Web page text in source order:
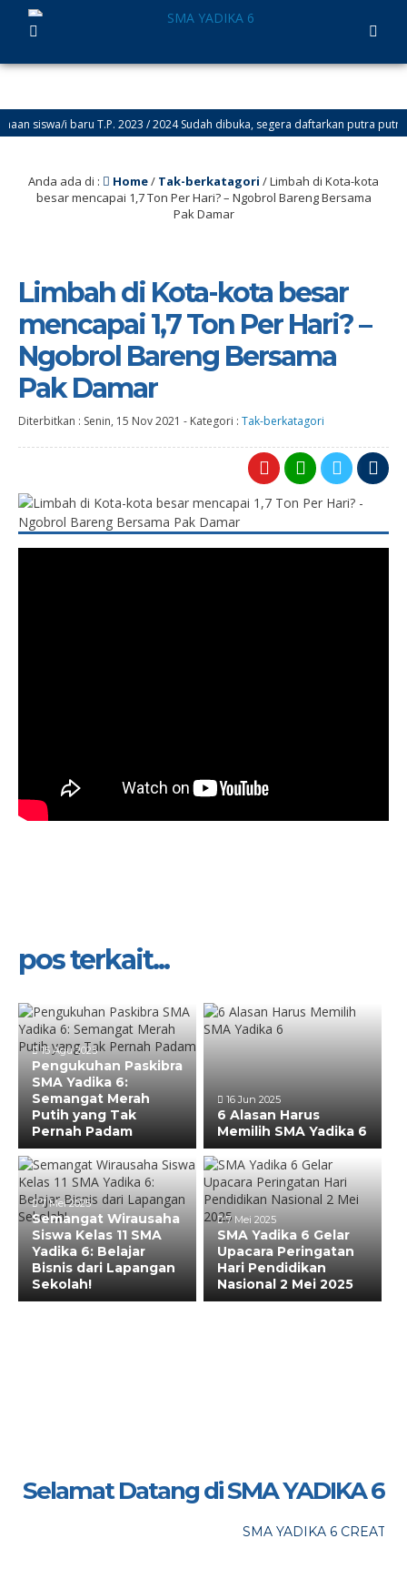
siswa/i baru T.P. 2023 / 2024 Sudah dibuka, segera daftarkan putra putri
Anda ada di : Home/ Tak-berkatagori /Limbah di Kota-kota
besar mencapai 1,7 Ton Per Hari? – Ngobrol Bareng Bersama
Pak Damar
Limbah di Kota-kota besar
mencapai 1,7 Ton Per Hari? –
Ngobrol Bareng Bersama
Pak Damar
Diterbitkan : Senin, 15 Nov 2021 - Kategori : Tak-berkatagori
pos terkait...
15 Agu 2025
Pengukuhan Paskibra
SMA Yadika 6:
Semangat Merah
Putih yang Tak
Pernah Padam
16 Jun 2025
6 Alasan Harus
Memilih SMA Yadika 6
7 Mei 2025
Semangat Wirausaha
Siswa Kelas 11 SMA
Yadika 6: Belajar
Bisnis dari Lapangan
Sekolah!
7 Mei 2025
SMA Yadika 6 Gelar
Upacara Peringatan
Hari Pendidikan
Nasional 2 Mei 2025
Selamat Datang di SMA YADIKA 6
SMA YADIKA 6